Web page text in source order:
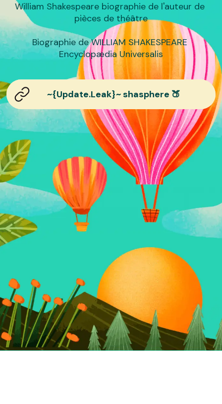
William Shakespeare biographie de l'auteur de
pièces de théâtre
Biographie de WILLIAM SHAKESPEARE
Encyclopædia Universalis
~{Update.Leak}~ shasphere 🍑